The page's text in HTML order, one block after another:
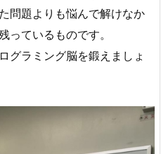
問題よりも悩んで解けなか
っているものです。
グラミング脳を鍛えましょ